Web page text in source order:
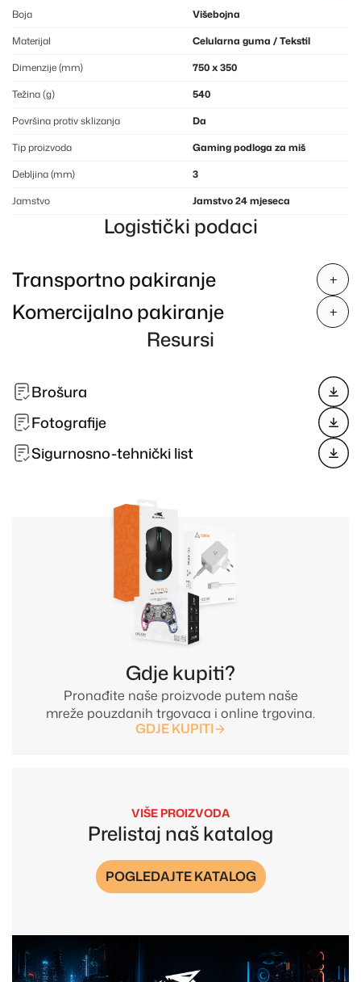
Boja
Višebojna
Materijal
Celularna guma / Tekstil
Dimenzije (mm)
750 x 350
Težina (g)
540
Površina protiv sklizanja
Da
Tip proizvoda
Gaming podloga za miš
Debljina (mm)
3
Jamstvo
Jamstvo 24 mjeseca
Logistički podaci
Transportno pakiranje
Komercijalno pakiranje
Resursi
Brošura
Fotografije
Sigurnosno-tehnički list
Pronađite naše proizvode putem naše
mreže pouzdanih trgovaca i online trgovina.
Gdje kupiti?
GDJE KUPITI
VIŠE PROIZVODA
Prelistaj naš katalog
POGLEDAJTE KATALOG